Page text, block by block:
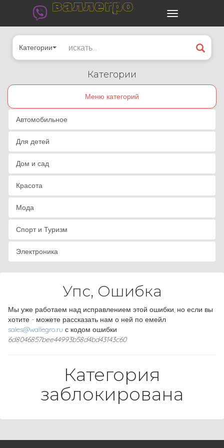
валлегро
Категории
Категории
Меню категорий
Автомобильное
Для детей
Дом и сад
Красота
Мода
Спорт и Туризм
Электроника
Упс, Ошибка
Мы уже работаем над исправлением этой ошибки, но если вы
хотите - можете рассказать нам о ней по емейл
sales@wallegro.ru с кодом ошибки
6d8046857bee44993b58d4bd43143c60
Категория
заблокирована